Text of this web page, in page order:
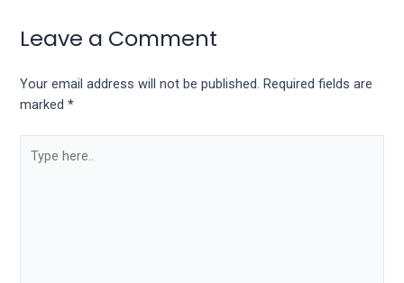
Leave a Comment
Your email address will not be published. Required fields are
marked*
here..